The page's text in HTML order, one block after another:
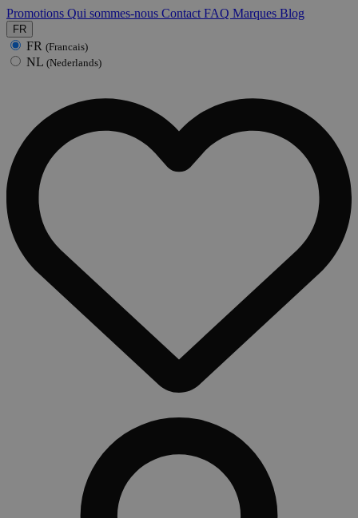
Promotions Qui sommes-nous Contact FAQ Marques Blog
FR
FR (Francais)
NL (Nederlands)